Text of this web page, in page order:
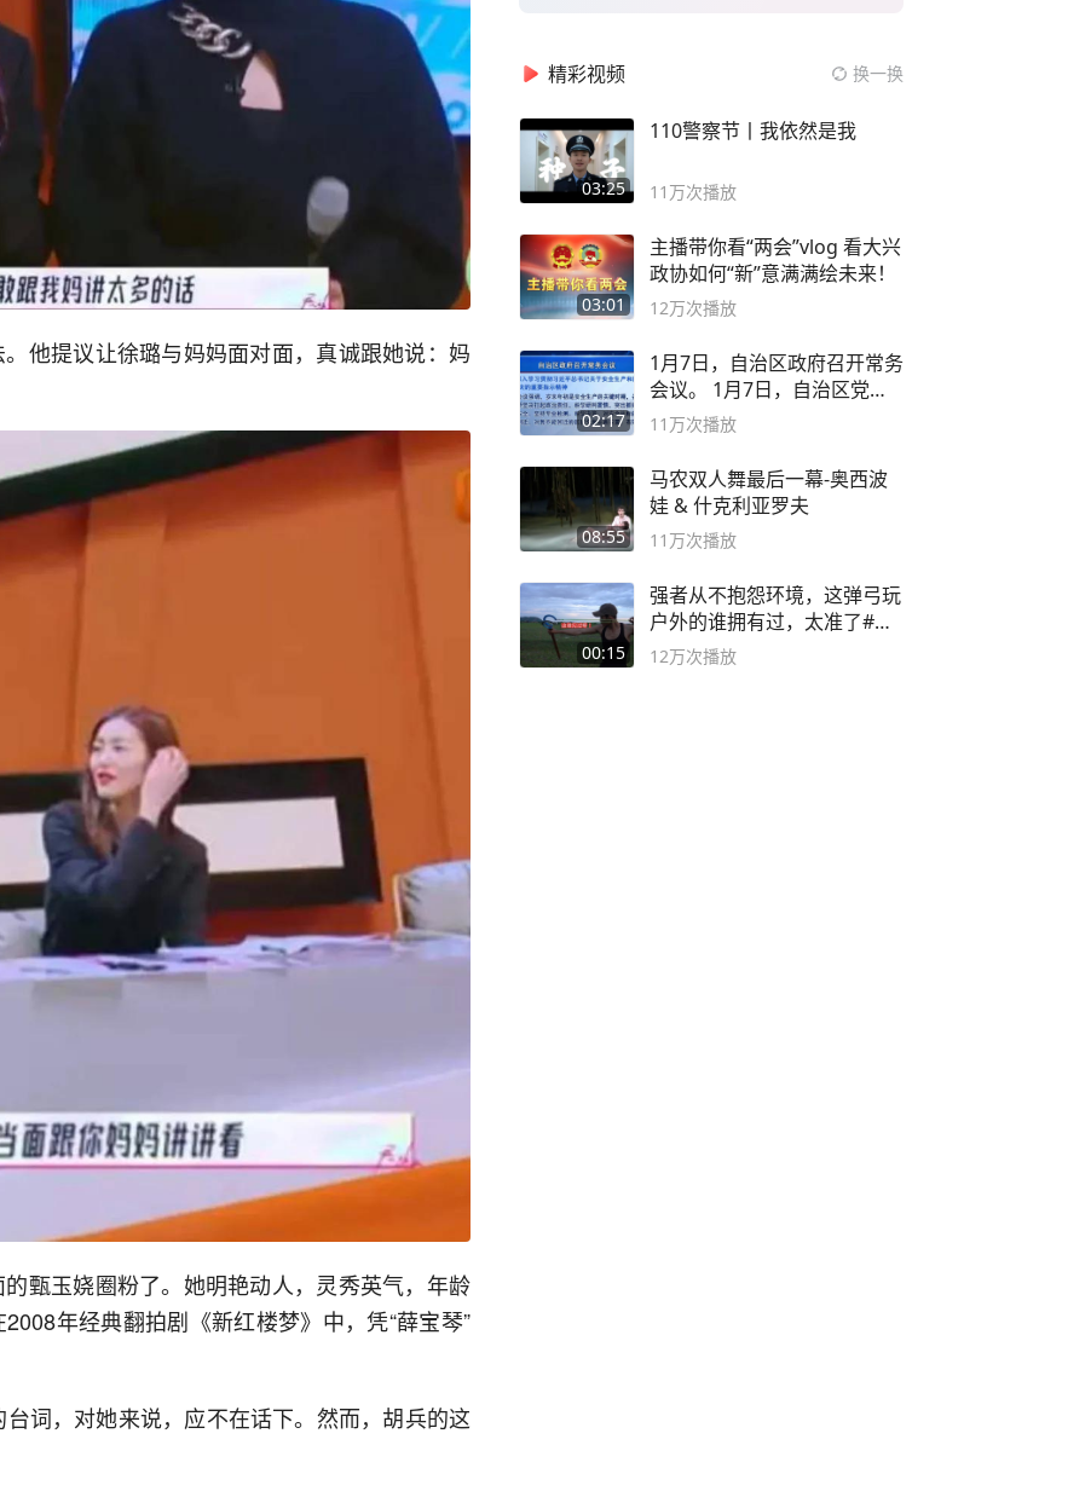
他提议让徐璐与妈妈面对面，真诚跟她说：妈
甄玉娆圈粉了。她明艳动人，灵秀英气，年龄
年经典翻拍剧《新红楼梦》中，凭“薛宝琴”
词，对她来说，应不在话下。然而，胡兵的这
精彩视频 换一换
03:25
110警察节丨我依然是我
11万次播放
03:01
主播带你看“两会”vlog 看大兴
政协如何“新”意满满绘未来！
12万次播放
02:17
1月7日，自治区政府召开常务
会议。 1月7日，自治区党委
副书记
11万次播放
08:55
马农双人舞最后一幕-奥西波
娃 & 什克利亚罗夫
11万次播放
00:15
强者从不抱怨环境，这弹弓玩
户外的谁拥有过，太准了#弹
弓#户外
12万次播放